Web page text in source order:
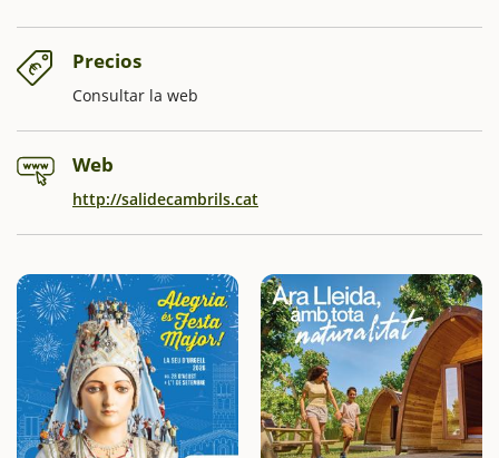
Precios
Consultar la web
Web
http://salidecambrils.cat